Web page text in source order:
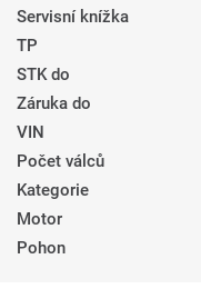
Servisní knížka
TP
STK do
Záruka do
VIN
Počet válců
Kategorie
Motor
Pohon